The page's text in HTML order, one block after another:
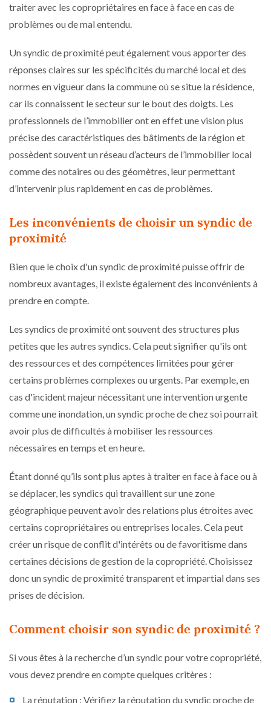
traiter avec les copropriétaires en face à face en cas de
problèmes ou de mal entendu.
Un syndic de proximité peut également vous apporter des
réponses claires sur les spécificités du marché local et des
normes en vigueur dans la commune où se situe la résidence,
car ils connaissent le secteur sur le bout des doigts. Les
professionnels de l’immobilier ont en effet une vision plus
précise des caractéristiques des bâtiments de la région et
possèdent souvent un réseau d’acteurs de l’immobilier local
comme des notaires ou des géomètres, leur permettant
d’intervenir plus rapidement en cas de problèmes.
Les inconvénients de choisir un syndic de
proximité
Bien que le choix d'un syndic de proximité puisse offrir de
nombreux avantages, il existe également des inconvénients à
prendre en compte.
Les syndics de proximité ont souvent des structures plus
petites que les autres syndics. Cela peut signifier qu'ils ont
des ressources et des compétences limitées pour gérer
certains problèmes complexes ou urgents. Par exemple, en
cas d'incident majeur nécessitant une intervention urgente
comme une inondation, un syndic proche de chez soi pourrait
avoir plus de difficultés à mobiliser les ressources
nécessaires en temps et en heure.
Étant donné qu’ils sont plus aptes à traiter en face à face ou à
se déplacer, les syndics qui travaillent sur une zone
géographique peuvent avoir des relations plus étroites avec
certains copropriétaires ou entreprises locales. Cela peut
créer un risque de conflit d'intérêts ou de favoritisme dans
certaines décisions de gestion de la copropriété. Choisissez
donc un syndic de proximité transparent et impartial dans ses
prises de décision.
Comment choisir son syndic de proximité ?
Si vous êtes à la recherche d’un syndic pour votre copropriété,
vous devez prendre en compte quelques critères :
La réputation : Vérifiez la réputation du syndic proche de